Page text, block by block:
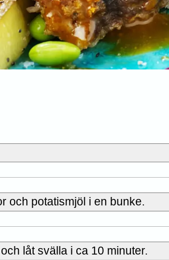
och potatismjöl i en bunke.
låt svälla i ca 10 minuter.